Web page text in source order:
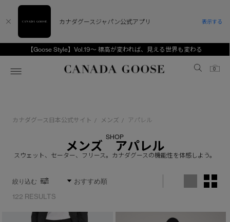
【Goose Style】Vol.19～ 標高が変われば、見える世界も変わる
Canada Goose
0
ディスカバー
スプリングコレクション
新着アイテム
FW26コレクション
サマー 26 コレクション
新着アイテム
FW26コレクション
サマー 26 コレクション
ベビー（0‐24ヵ月)
ユース（6＋歳)
コレクション
CANADA GOOSE Generationsは、アウター
ウェアの下取り・再販を通じて、長く愛される製
品の価値を受け継いでいきます。
カナダグース日本公式サイト / メンズ / アパレル
SHOP
メンズ アパレル
スウェット、セーター、フリース。カナダグースの機能性を体感しよう。
絞り込む
122 RESULTS
カナダグースジャパン公式アプリ 表示する